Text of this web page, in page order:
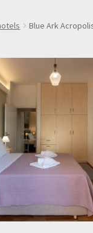
στο Newsletter
Blue Ark